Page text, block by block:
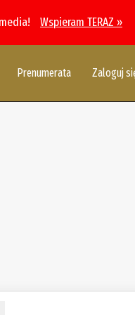
Wspieram TERAZ »
Prenumerata Zaloguj